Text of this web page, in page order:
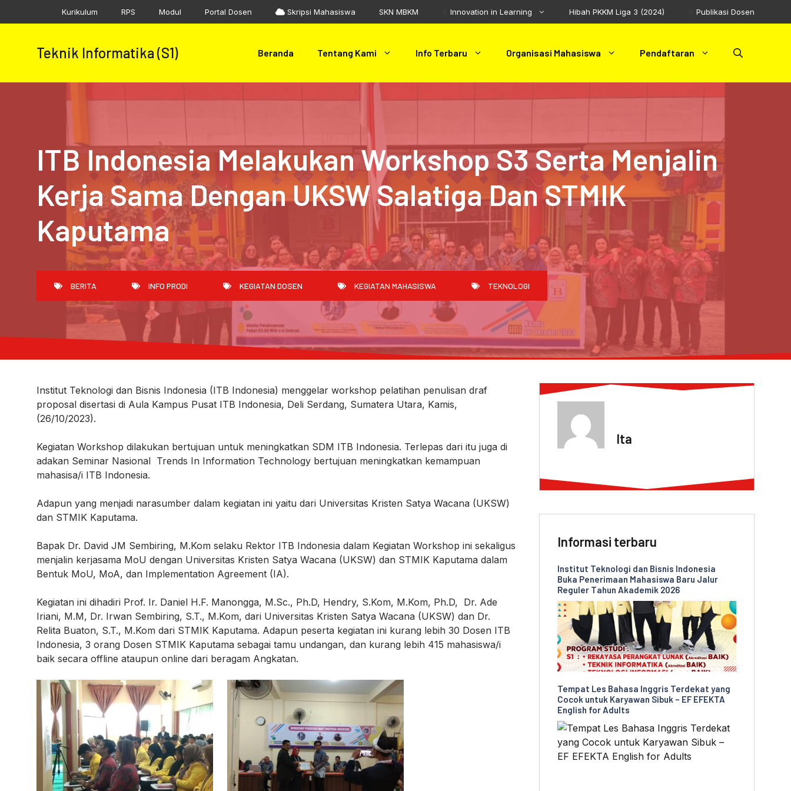
to
Kurikulum RPS Modul Portal Dosen Skripsi Mahasiswa SKN MBKM Innovation in Learning Hibah PKKM Liga 3 (2024) Publikasi Dosen
Teknik Informatika (S1) Beranda Tentang Kami Info Terbaru Organisasi Mahasiswa Pendaftaran
ITB Indonesia Melakukan Workshop S3 Serta Menjalin
Kerja Sama Dengan UKSW Salatiga Dan STMIK
Kaputama
BERITA INFO PRODI KEGIATAN DOSEN KEGIATAN MAHASISWA TEKNOLOGI
Institut Teknologi dan Bisnis Indonesia (ITB Indonesia) menggelar workshop pelatihan penulisan draf
proposal disertasi di Aula Kampus Pusat ITB Indonesia, Deli Serdang, Sumatera Utara, Kamis,
(26/10/2023).
Kegiatan Workshop dilakukan bertujuan untuk meningkatkan SDM ITB Indonesia. Terlepas dari itu juga di
adakan Seminar Nasional Trends In Information Technology bertujuan meningkatkan kemampuan
mahasisa/i ITB Indonesia.
Adapun yang menjadi narasumber dalam kegiatan ini yaitu dari Universitas Kristen Satya Wacana (UKSW)
dan STMIK Kaputama.
Bapak Dr. David JM Sembiring, M.Kom selaku Rektor ITB Indonesia dalam Kegiatan Workshop ini sekaligus
menjalin kerjasama MoU dengan Universitas Kristen Satya Wacana (UKSW) dan STMIK Kaputama dalam
Bentuk MoU, MoA, dan Implementation Agreement (IA).
Kegiatan ini dihadiri Prof. Ir. Daniel H.F. Manongga, M.Sc., Ph.D, Hendry, S.Kom, M.Kom, Ph.D, Dr. Ade
Iriani, M.M, Dr. Irwan Sembiring, S.T., M.Kom, dari Universitas Kristen Satya Wacana (UKSW) dan Dr.
Relita Buaton, S.T., M.Kom dari STMIK Kaputama. Adapun peserta kegiatan ini kurang lebih 30 Dosen ITB
Indonesia, 3 orang Dosen STMIK Kaputama sebagai tamu undangan, dan kurang lebih 415 mahasiswa/i
baik secara offline ataupun online dari beragam Angkatan.
Ita
Informasi terbaru
Institut Teknologi dan Bisnis Indonesia
Buka Penerimaan Mahasiswa Baru Jalur
Reguler Tahun Akademik 2026
Tempat Les Bahasa Inggris Terdekat yang
Cocok untuk Karyawan Sibuk – EF EFEKTA
English for Adults